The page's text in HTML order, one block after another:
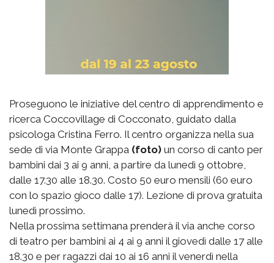
Proseguono le iniziative del centro di apprendimento e
ricerca Coccovillage di Cocconato, guidato dalla
psicologa Cristina Ferro. Il centro organizza nella sua
sede di via Monte Grappa (foto) un corso di canto per
bambini dai 3 ai 9 anni, a partire da lunedì 9 ottobre,
dalle 17.30 alle 18.30. Costo 50 euro mensili (60 euro
con lo spazio gioco dalle 17). Lezione di prova gratuita
lunedì prossimo.
Nella prossima settimana prenderà il via anche corso
di teatro per bambini ai 4 ai 9 anni il giovedì dalle 17 alle
18.30 e per ragazzi dai 10 ai 16 anni il venerdì nella